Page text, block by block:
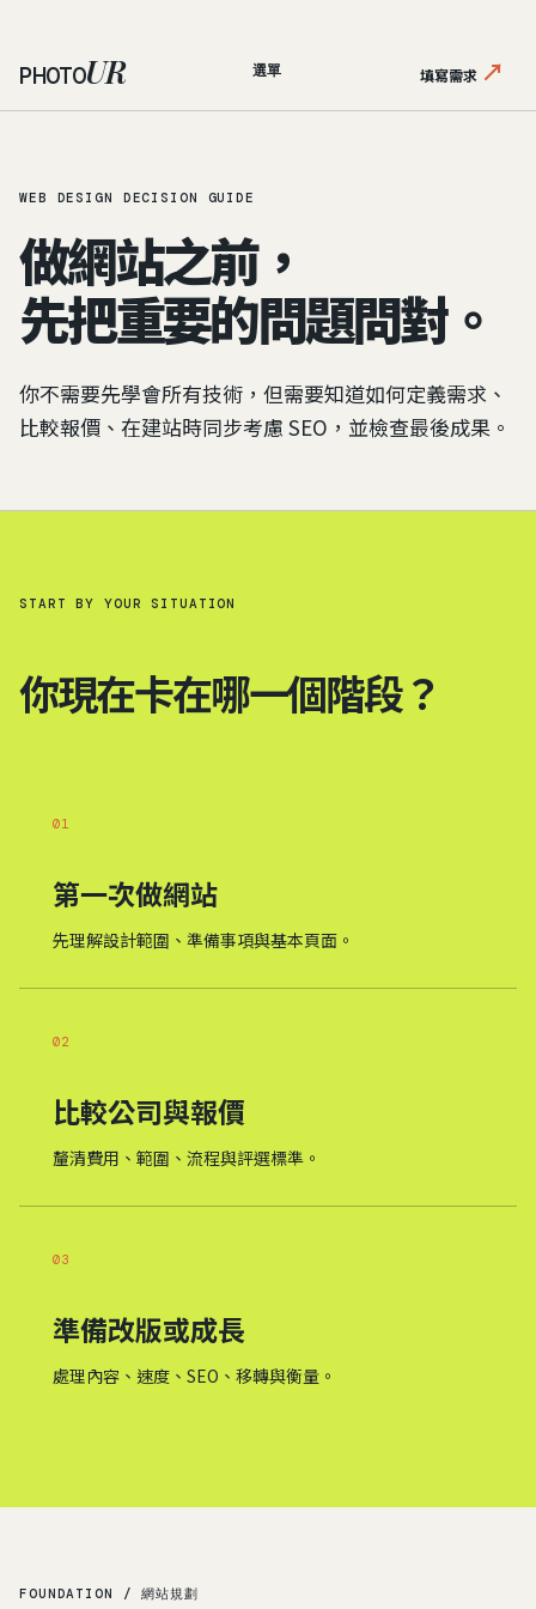
PHOTOUR 選單 填寫需求 ↗
WEB DESIGN DECISION GUIDE
做網站之前，
先把重要的問題問對。
你不需要先學會所有技術，但需要知道如何定義需求、
比較報價、在建站時同步考慮 SEO，並檢查最後成果。
START BY YOUR SITUATION
你現在卡在哪一個階段？
01
第一次做網站
先理解設計範圍、準備事項與基本頁面。
02
比較公司與報價
釐清費用、範圍、流程與評選標準。
03
準備改版或成長
處理內容、速度、SEO、移轉與衡量。
FOUNDATION / 網站規劃